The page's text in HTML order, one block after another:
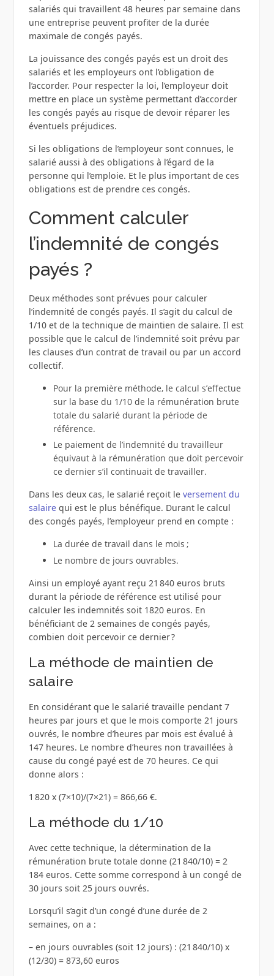
salariés qui travaillent 48 heures par semaine dans
une entreprise peuvent profiter de la durée
maximale de congés payés.
La jouissance des congés payés est un droit des
salariés et les employeurs ont l’obligation de
l’accorder. Pour respecter la loi, l’employeur doit
mettre en place un système permettant d’accorder
les congés payés au risque de devoir réparer les
éventuels préjudices.
Si les obligations de l’employeur sont connues, le
salarié aussi à des obligations à l’égard de la
personne qui l’emploie. Et le plus important de ces
obligations est de prendre ces congés.
Comment calculer
l’indemnité de congés
payés ?
Deux méthodes sont prévues pour calculer
l’indemnité de congés payés. Il s’agit du calcul de
1/10 et de la technique de maintien de salaire. Il est
possible que le calcul de l’indemnité soit prévu par
les clauses d’un contrat de travail ou par un accord
collectif.
Pour la première méthode, le calcul s’effectue
sur la base du 1/10 de la rémunération brute
totale du salarié durant la période de
référence.
Le paiement de l’indemnité du travailleur
équivaut à la rémunération que doit percevoir
ce dernier s’il continuait de travailler.
Dans les deux cas, le salarié reçoit le versement du
salairequi est le plus bénéfique. Durant le calcul
des congés payés, l’employeur prend en compte :
La durée de travail dans le mois ;
Le nombre de jours ouvrables.
Ainsi un employé ayant reçu 21 840 euros bruts
durant la période de référence est utilisé pour
calculer les indemnités soit 1820 euros. En
bénéficiant de 2 semaines de congés payés,
combien doit percevoir ce dernier ?
La méthode de maintien de
salaire
En considérant que le salarié travaille pendant 7
heures par jours et que le mois comporte 21 jours
ouvrés, le nombre d’heures par mois est évalué à
147 heures. Le nombre d’heures non travaillées à
cause du congé payé est de 70 heures. Ce qui
donne alors :
1 820 x (7×10)/(7×21) = 866,66 €.
La méthode du 1/10
Avec cette technique, la détermination de la
rémunération brute totale donne (21 840/10) = 2
184 euros. Cette somme correspond à un congé de
30 jours soit 25 jours ouvrés.
Lorsqu’il s’agit d’un congé d’une durée de 2
semaines, on a :
– en jours ouvrables (soit 12 jours) : (21 840/10) x
(12/30) = 873,60 euros